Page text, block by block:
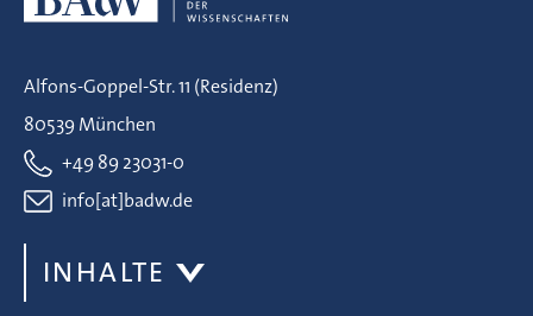
Alfons-Goppel-Str. 11 (Residenz)
80539 München
+49 89 23031-0
info[at]badw.de
INHALTE